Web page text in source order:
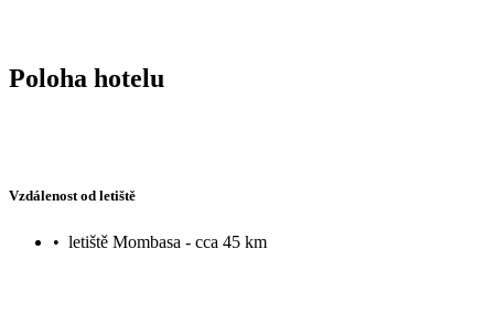
Poloha hotelu
Vzdálenost od letiště
• letiště Mombasa - cca 45 km